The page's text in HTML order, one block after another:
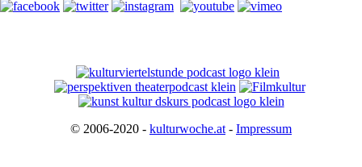
© 2006-2020 - kulturwoche.at - Impressum